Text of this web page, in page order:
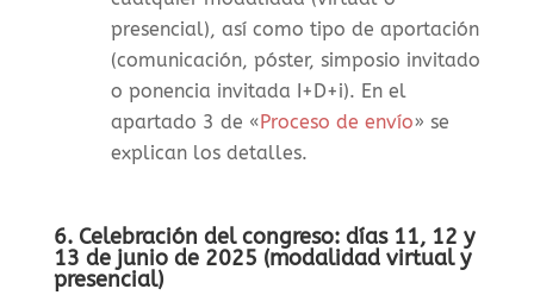
presencial), así como tipo de aportación
(comunicación, póster, simposio invitado
o ponencia invitada I+D+i). En el
apartado 3 de «Proceso de envío» se
explican los detalles.
6. Celebración del congreso: días 11, 12 y
13 de junio de 2025 (modalidad virtual y
presencial)